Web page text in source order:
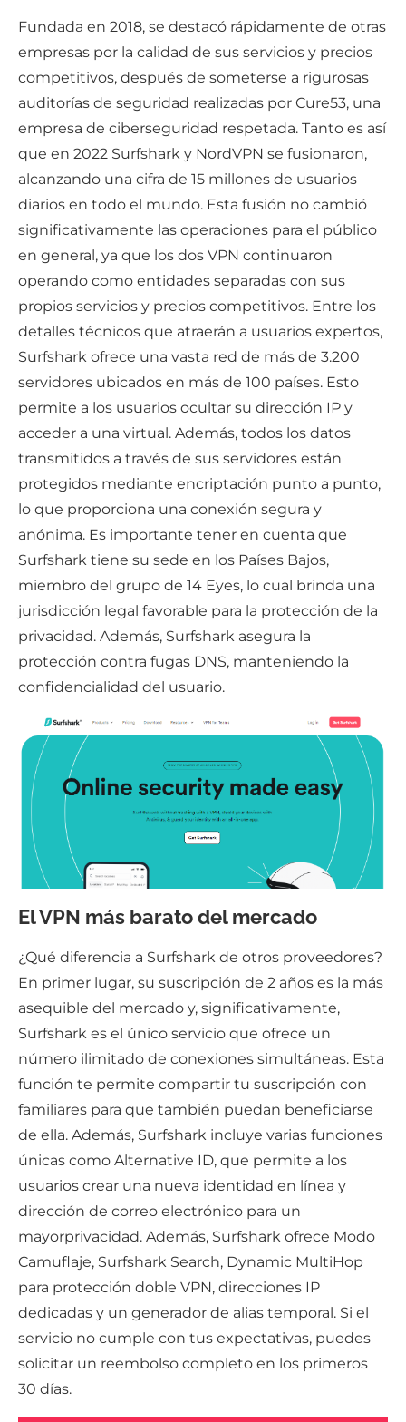
Fundada en 2018, se destacó rápidamente de otras
empresas por la calidad de sus servicios y precios
competitivos, después de someterse a rigurosas
auditorías de seguridad realizadas por Cure53, una
empresa de ciberseguridad respetada. Tanto es así
que en 2022 Surfshark y NordVPN se fusionaron,
alcanzando una cifra de 15 millones de usuarios
diarios en todo el mundo. Esta fusión no cambió
significativamente las operaciones para el público
en general, ya que los dos VPN continuaron
operando como entidades separadas con sus
propios servicios y precios competitivos. Entre los
detalles técnicos que atraerán a usuarios expertos,
Surfshark ofrece una vasta red de más de 3.200
servidores ubicados en más de 100 países. Esto
permite a los usuarios ocultar su dirección IP y
acceder a una virtual. Además, todos los datos
transmitidos a través de sus servidores están
protegidos mediante encriptación punto a punto,
lo que proporciona una conexión segura y
anónima. Es importante tener en cuenta que
Surfshark tiene su sede en los Países Bajos,
miembro del grupo de 14 Eyes, lo cual brinda una
jurisdicción legal favorable para la protección de la
privacidad. Además, Surfshark asegura la
protección contra fugas DNS, manteniendo la
confidencialidad del usuario.
El VPN más barato del mercado
¿Qué diferencia a Surfshark de otros proveedores?
En primer lugar, su suscripción de 2 años es la más
asequible del mercado y, significativamente,
Surfshark es el único servicio que ofrece un
número ilimitado de conexiones simultáneas. Esta
función te permite compartir tu suscripción con
familiares para que también puedan beneficiarse
de ella. Además, Surfshark incluye varias funciones
únicas como Alternative ID, que permite a los
usuarios crear una nueva identidad en línea y
dirección de correo electrónico para un
mayorprivacidad. Además, Surfshark ofrece Modo
Camuflaje, Surfshark Search, Dynamic MultiHop
para protección doble VPN, direcciones IP
dedicadas y un generador de alias temporal. Si el
servicio no cumple con tus expectativas, puedes
solicitar un reembolso completo en los primeros
30 días.